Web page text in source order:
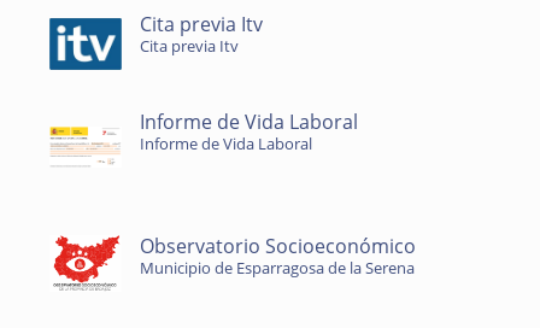
Cita previa Itv
Cita previa Itv
Informe de Vida Laboral
Informe de Vida Laboral
Observatorio Socioeconómico
Municipio de Esparragosa de la Serena